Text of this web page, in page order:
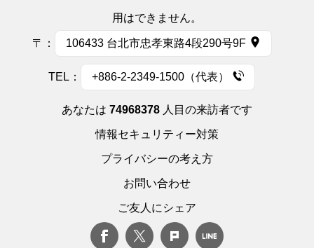
用はできません。
〒： 106433 台北市忠孝東路4段290号9F
TEL： +886-2-2349-1500（代表）
あなたは 74968378 人目の来訪者です
情報セキュリティー対策
プライバシーの考え方
お問い合わせ
ご友人にシェア